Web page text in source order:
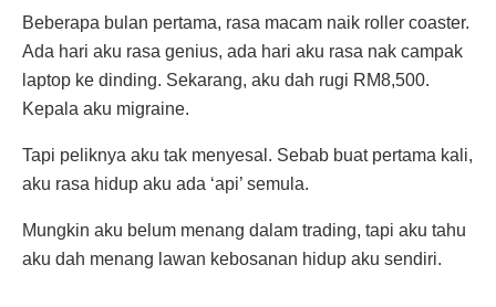
Beberapa bulan pertama, rasa macam naik roller coaster.
Ada hari aku rasa genius, ada hari aku rasa nak campak
laptop ke dinding. Sekarang, aku dah rugi RM8,500.
Kepala aku migraine.
Tapi peliknya aku tak menyesal. Sebab buat pertama kali,
aku rasa hidup aku ada ‘api’ semula.
Mungkin aku belum menang dalam trading, tapi aku tahu
aku dah menang lawan kebosanan hidup aku sendiri.